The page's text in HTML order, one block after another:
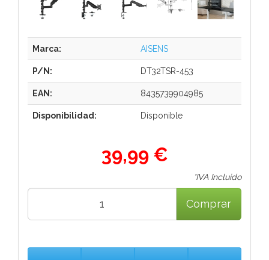
Marca: AISENS
P/N: DT32TSR-453
EAN: 8435739904985
Disponibilidad: Disponible
39,99 €
*IVA Incluido
Comprar